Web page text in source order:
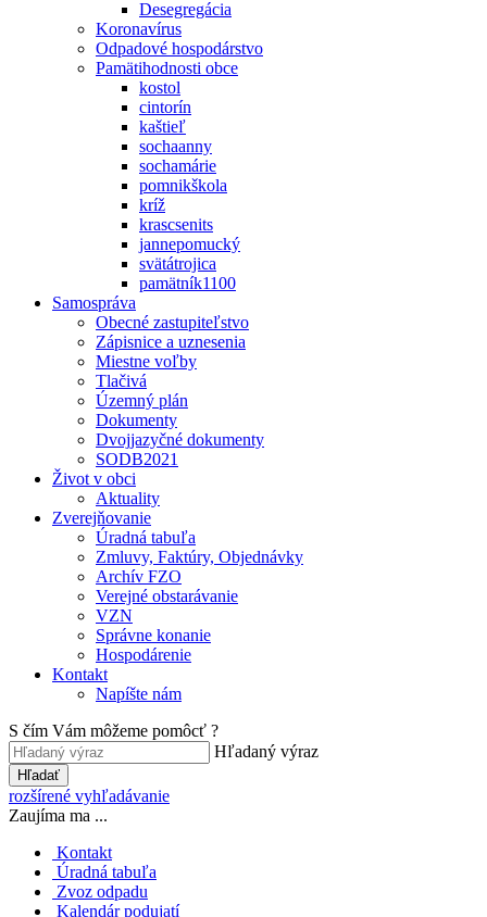
Desegregácia
Koronavírus
Odpadové hospodárstvo
Pamätihodnosti obce
kostol
cintorín
kaštieľ
sochaanny
sochamárie
pomnikškola
kríž
krascsenits
jannepomucký
svätátrojica
pamätník1100
Samospráva
Obecné zastupiteľstvo
Zápisnice a uznesenia
Miestne voľby
Tlačivá
Územný plán
Dokumenty
Dvojjazyčné dokumenty
SODB2021
Život v obci
Aktuality
Zverejňovanie
Úradná tabuľa
Zmluvy, Faktúry, Objednávky
Archív FZO
Verejné obstarávanie
VZN
Správne konanie
Hospodárenie
Kontakt
Napíšte nám
S čím Vám môžeme pomôcť ?
Hľadaný výraz
Hľadať
rozšírené vyhľadávanie
Zaujíma ma ...
Kontakt
Úradná tabuľa
Zvoz odpadu
Kalendár podujatí